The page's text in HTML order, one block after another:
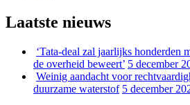
Laatste nieuws
‘Tata-deal zal jaarlijks honderden
de overheid beweert’ 5 december
Weinig aandacht voor
duurzame waterstof 5 december